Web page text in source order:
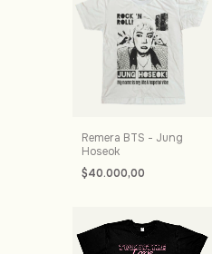
Remera BTS - Jung
Hoseok
$40.000,00